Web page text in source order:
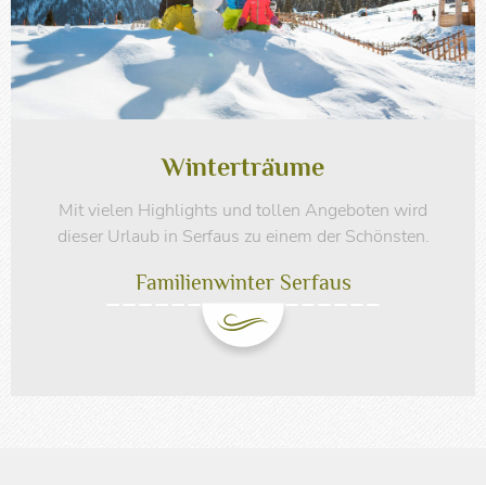
Winterträume
Mit vielen Highlights und tollen Angeboten wird
dieser Urlaub in Serfaus zu einem der Schönsten.
Familienwinter Serfaus